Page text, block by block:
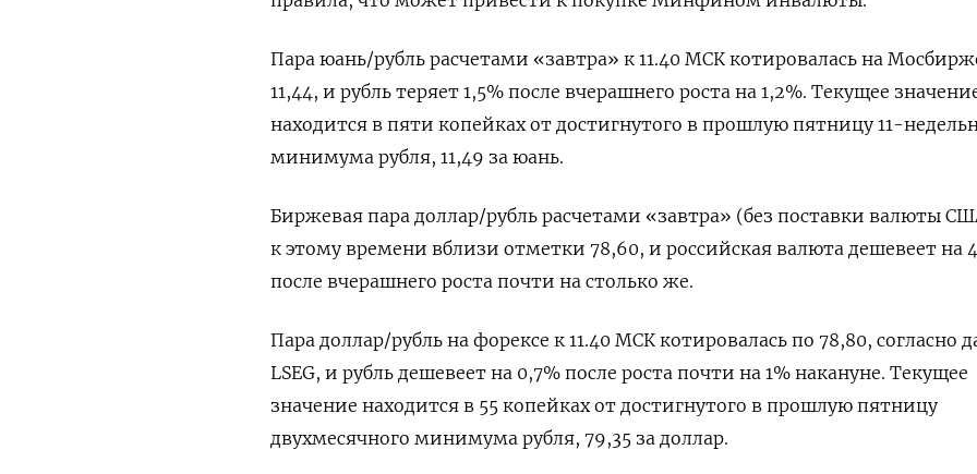
Пара ‌юань/рубль расчетами «завтра» к 11.40 МСК котировалась на
11,44, и рубль теряет 1,5% после вчерашнего роста на 1,2%. Текущее
находится в пяти копейках от достигнутого в прошлую пятницу 11-
минимума рубля, 11,49 за юань.
Биржевая пара доллар/рубль расчетами «завтра» (без поставки валюты
​к этому времени вблизи отметки 78,60, ​и российская валюта дешевеет на
после вчерашнего ​роста почти на ⁠столько же.
Пара доллар/рубль на форексе к 11.40 МСК котировалась по 78,80, согласно
LSEG, ‌и рубль дешевеет на 0,7% после роста почти на 1% ‌накануне. Текущее
значение находится в 55 копейках от достигнутого в прошлую пятницу
двухмесячного минимума рубля, 79,35 за доллар.